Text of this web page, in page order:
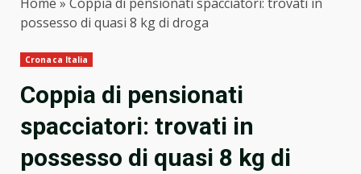
possesso di quasi 8 kg di droga
Cronaca Italia
Coppia di pensionati
spacciatori: trovati in
possesso di quasi 8 kg di